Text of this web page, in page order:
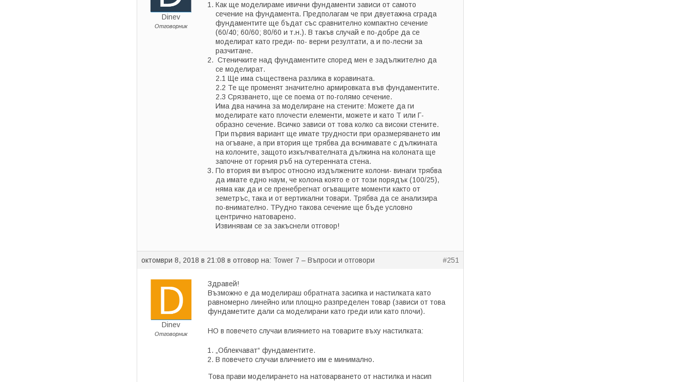
Dinev
Отговорник
Как ще моделираме ивични фундаменти зависи от самото
сечение на фундамента. Предполагам че при двуетажна сграда
фундаментите ще бъдат със сравнително компактно сечение
(60/40; 60/60; 80/60 и т.н.). В такъв случай е по-добре да се
моделират като греди- по- верни резултати, а и по-лесни за
разчитане.
Стеничките над фундаментите според мен е задължително да
се моделират.
2.1 Ще има съществена разлика в коравината.
2.2 Те ще променят значително армировката във фундаментите.
2.3 Срязването, ще се поема от по-голямо сечение.
Има два начина за моделиране на стените: Можете да ги
моделирате като плочести елементи, можете и като Т или Г-
образно сечение. Всичко зависи от това колко са високи стените.
При първия вариант ще имате трудности при оразмеряването им
на огъване, а при втория ще трябва да вснимавате с дължината
на колоните, защото изкълчвателната дължина на колоната ще
започне от горния ръб на сутеренната стена.
По втория ви въпрос относно издължените колони- винаги трябва
да имате едно наум, че колона която е от този порядък (100/25),
няма как да и се пренебрегнат огъващите моменти както от
земетръс, така и от вертикални товари. Трябва да се анализира
по-внимателно. ТРудно такова сечение ще бъде условно
центрично натоварено.
Извинявам се за закъснели отговор!
октомври 8, 2018 в 21:08 в отговор на: Tower 7 – Въпроси и отговори #251
Dinev
Отговорник
Здравей!
Възможно е да моделираш обратната засипка и настилката като
равномерно линейно или площно разпределен товар (зависи от това
фундаметите дали са моделирани като греди или като плочи).
НО в повечето случаи влиянието на товарите въху настилката:
„Облекчават“ фундаментите.
В повечето случаи вличнието им е минимално.
Това прави моделирането на натоварването от настилка и насип